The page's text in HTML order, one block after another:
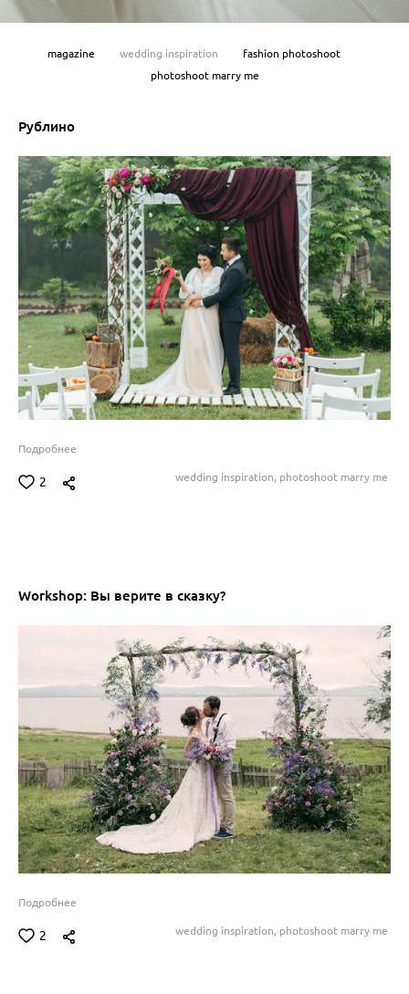
magazine wedding inspiration
fashion photoshoot
photoshoot marry me
Рублино
Подробнее
2 wedding inspiration, photoshoot marry me
Workshop: Вы верите в сказку?
Подробнее
2 wedding inspiration, photoshoot marry me